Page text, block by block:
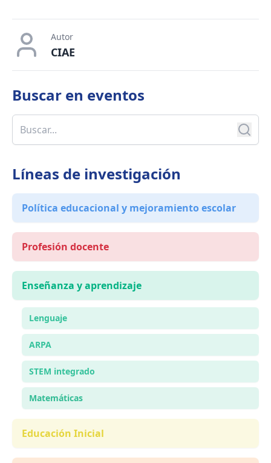
Autor
CIAE
Buscar en eventos
Líneas de investigación
Política educacional y mejoramiento escolar
Profesión docente
Enseñanza y aprendizaje
Lenguaje
ARPA
STEM integrado
Matemáticas
Educación Inicial